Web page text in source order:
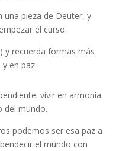
una pieza de Deuter, y
el curso.
y recuerda formas más
en paz.
vivir en armonía
del mundo.
podemos ser esa paz a
el mundo con